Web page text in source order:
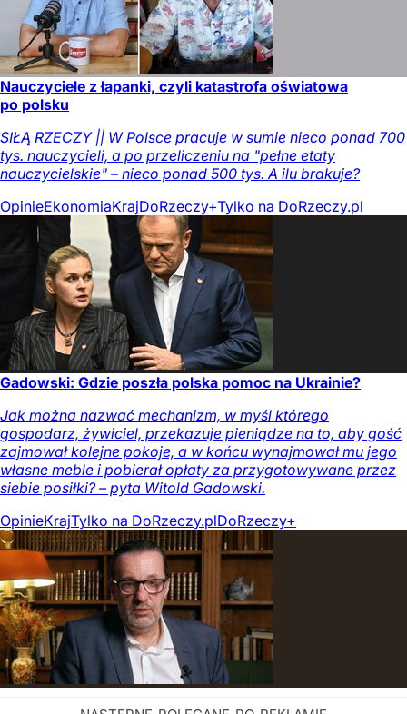
Nauczyciele z łapanki, czyli katastrofa oświatowa
po polsku
SIŁĄ RZECZY || W Polsce pracuje w sumie nieco ponad 700
tys. nauczycieli, a po przeliczeniu na "pełne etaty
nauczycielskie" – nieco ponad 500 tys. A ilu brakuje?
OpinieEkonomiaKrajDoRzeczy+Tylko na DoRzeczy.pl
Gadowski: Gdzie poszła polska pomoc na Ukrainie?
Jak można nazwać mechanizm, w myśl którego
gospodarz, żywiciel, przekazuje pieniądze na to, aby gość
zajmował kolejne pokoje, a w końcu wynajmował mu jego
własne meble i pobierał opłaty za przygotowywane przez
siebie posiłki? – pyta Witold Gadowski.
OpinieKrajTylko na DoRzeczy.plDoRzeczy+